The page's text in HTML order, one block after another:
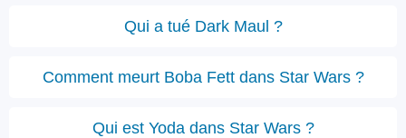
Qui a tué Dark Maul ?
Comment meurt Boba Fett dans Star Wars ?
Qui est Yoda dans Star Wars ?